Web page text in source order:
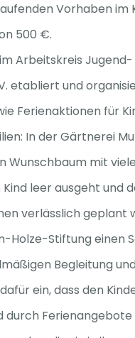
Vorhaben im
500 €.
Arbeitskreis
etabliert und
Ferienaktionen für
In der Gärtnerei
Wunschbaum mit
leer ausgeht und
verlässlich geplant
Holze-Stiftung einen
Begleitung
ein, dass den
durch